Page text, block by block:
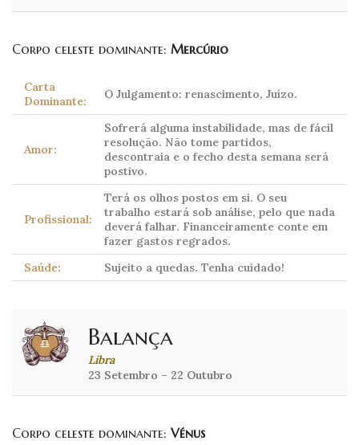
Corpo celeste dominante: Mercúrio
Carta
Dominante:
O Julgamento: renascimento, Juízo.
Amor:
Sofrerá alguma instabilidade, mas de fácil
resolução. Não tome partidos,
descontraia e o fecho desta semana será
postivo.
Profissional:
Terá os olhos postos em si. O seu
trabalho estará sob análise, pelo que nada
deverá falhar. Financeiramente conte em
fazer gastos regrados.
Saúde:
Sujeito a quedas. Tenha cuidado!
Balança
Libra
23 Setembro – 22 Outubro
Corpo celeste dominante: Vénus